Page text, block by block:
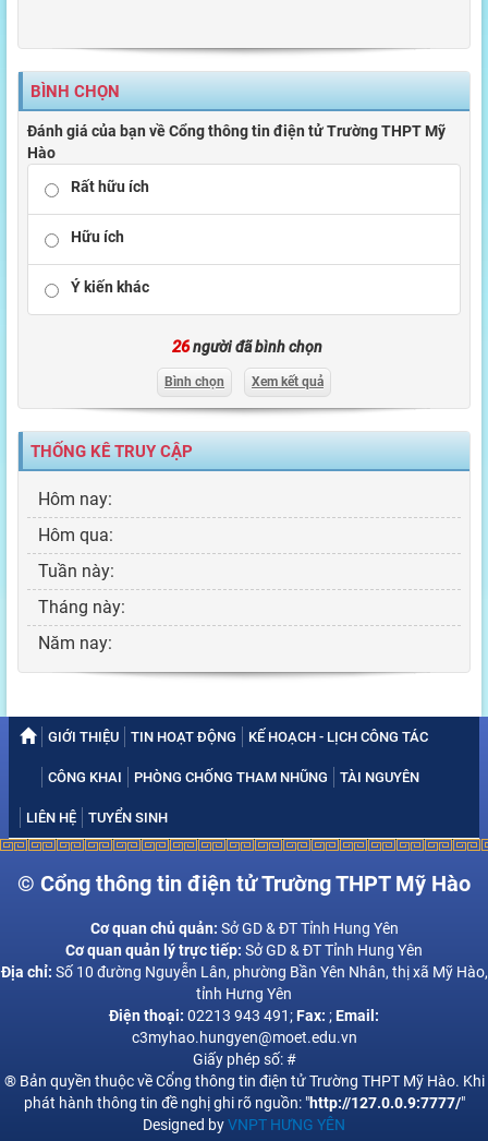
BÌNH CHỌN
Đánh giá của bạn về Cổng thông tin điện tử Trường THPT Mỹ
Hào
Rất hữu ích
Hữu ích
Ý kiến khác
26người đã bình chọn
Bình chọn Xem kết quả
THỐNG KÊ TRUY CẬP
Hôm nay:
Hôm qua:
Tuần này:
Tháng này:
Năm nay:
GIỚI THIỆU TIN HOẠT ĐỘNG KẾ HOẠCH - LỊCH CÔNG TÁC
CÔNG KHAI PHÒNG CHỐNG THAM NHŨNG TÀI NGUYÊN
LIÊN HỆ TUYỂN SINH
© Cổng thông tin điện tử Trường THPT Mỹ Hào
Cơ quan chủ quản: Sở GD & ĐT Tỉnh Hung Yên
Cơ quan quản lý trực tiếp: Sở GD & ĐT Tỉnh Hung Yên
Địa chỉ: Số 10 đường Nguyễn Lân, phường Bần Yên Nhân, thị xã Mỹ Hào,
tỉnh Hưng Yên
Điện thoại: 02213 943 491; Fax: ; Email:
c3myhao.hungyen@moet.edu.vn
Giấy phép số: #
® Bản quyền thuộc về Cổng thông tin điện tử Trường THPT Mỹ Hào. Khi
phát hành thông tin đề nghị ghi rõ nguồn: "http://127.0.0.9:7777/"
Designed byVNPT HƯNG YÊN